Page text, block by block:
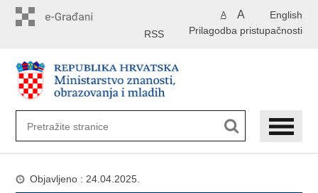
English
A A
Prilagodba pristupačnosti
RSS
Objavljeno : 24.04.2025.